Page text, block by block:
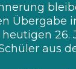
Übergabe
26.
aus